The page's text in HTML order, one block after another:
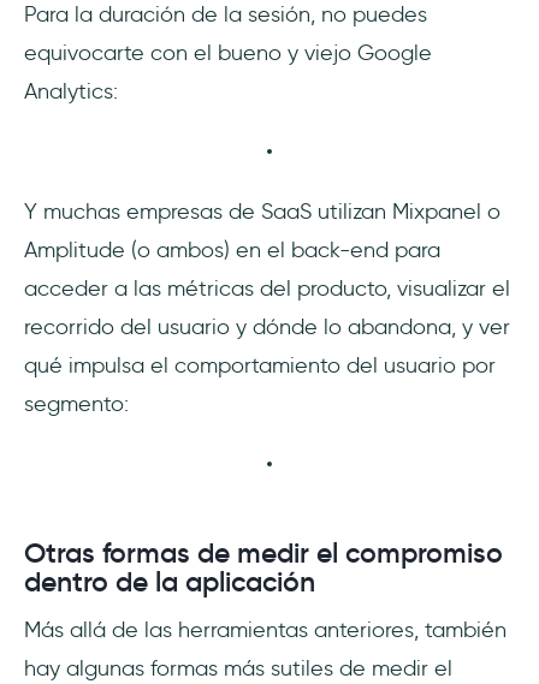
Para la duración de la sesión, no puedes
equivocarte con el bueno y viejo Google
Analytics:
Y muchas empresas de SaaS utilizan Mixpanel o
Amplitude (o ambos) en el back-end para
acceder a las métricas del producto, visualizar el
recorrido del usuario y dónde lo abandona, y ver
qué impulsa el comportamiento del usuario por
segmento:
Otras formas de medir el compromiso
dentro de la aplicación
Más allá de las herramientas anteriores, también
hay algunas formas más sutiles de medir el